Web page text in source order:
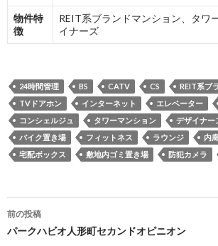
物件特
徴
REIT系ブランドマンション、タワ
イナーズ
24時間管理 BS CATV CS
REIT系ブ
TVドアホン
インターネット エレベーター
コンシェルジュ
タワーマンション デザイナー
バイク置き場
フィットネス ラウンジ 内
宅配ボックス
敷地内ゴミ置き場 防犯カメラ
投
稿
前の投稿
パークハビオ人形町セカンドオピニオン